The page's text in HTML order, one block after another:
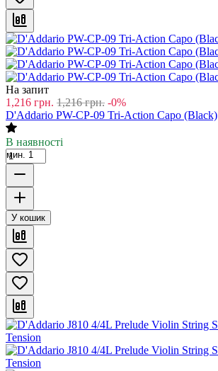
На запит
1,216 грн. 1,216 грн. -0%
D'Addario PW-CP-09 Tri-Action Capo (Black)
В наявності
мин. 1
У кошик